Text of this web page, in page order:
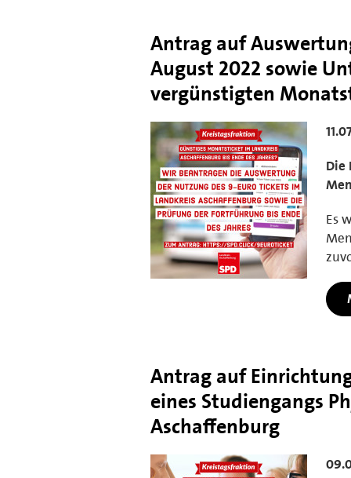
Antrag auf
August 2022 sowie
vergünstigten
Die
Es
Antrag auf
eines Studiengangs
Aschaffenburg